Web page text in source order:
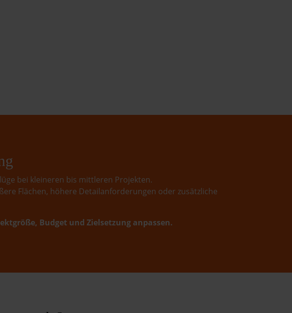
bei kleineren bis mittleren Projekten.
Flächen, höhere Detailanforderungen oder zusätzliche
Budget und Zielsetzung anpassen.